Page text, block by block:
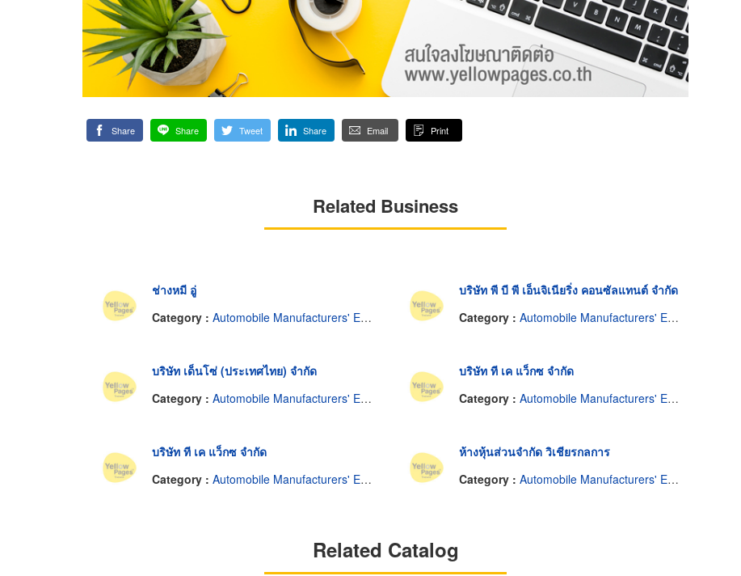
Share Share Tweet Share Email Print
Related Business
ช่างหมี อู่
Category : Automobile Manufacturers' Equipment & Supplies
บริษัท พี บี พี เอ็นจิเนียริ่ง คอนซัลแทนต์ จำกัด
Category : Automobile Manufacturers' Equipment & Supplies
บริษัท เด็นโซ่ (ประเทศไทย) จำกัด
Category : Automobile Manufacturers' Equipment & Supplies
บริษัท ที เค แว็กซ จำกัด
Category : Automobile Manufacturers' Equipment & Supplies
บริษัท ที เค แว็กซ จำกัด
Category : Automobile Manufacturers' Equipment & Supplies
ห้างหุ้นส่วนจำกัด วิเชียรกลการ
Category : Automobile Manufacturers' Equipment & Supplies
Related Catalog